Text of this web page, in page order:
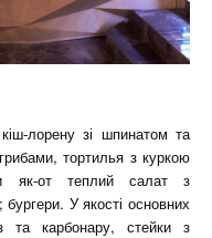
лорену зі шпинатом та
тортилья з куркою
як-от теплий салат з
У якості основних
та карбонару, стейки з